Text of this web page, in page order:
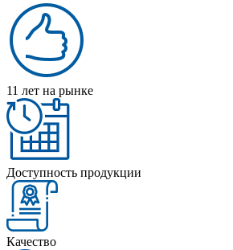
11 лет на рынке
Доступность продукции
Качество